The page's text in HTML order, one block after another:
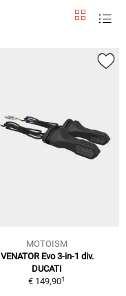
MOTOISM
VENATOR Evo 3-in-1 div.
DUCATI
€ 149,901